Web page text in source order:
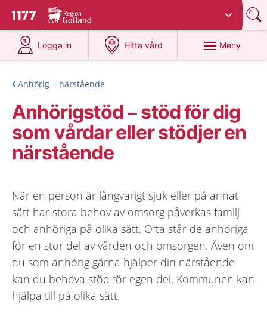
Till startsidan för 1177
Du har valt region
Logga in
på 1177.se
Hitta vård
på 1177.se
Meny
Anhörig – närstående
Anhörigstöd – stöd för dig
som vårdar eller stödjer en
närstående
När en person är långvarigt sjuk eller på annat
sätt har stora behov av omsorg påverkas familj
och anhöriga på olika sätt. Ofta står de anhöriga
för en stor del av vården och omsorgen. Även om
du som anhörig gärna hjälper din närstående
kan du behöva stöd för egen del. Kommunen kan
hjälpa till på olika sätt.